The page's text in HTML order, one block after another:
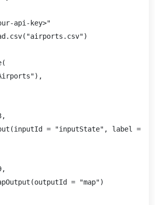
api-key>"
= "inputState", label =
= "map")